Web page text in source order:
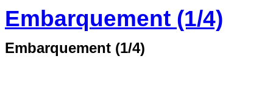
Embarquement (1/4)
Embarquement (1/4)